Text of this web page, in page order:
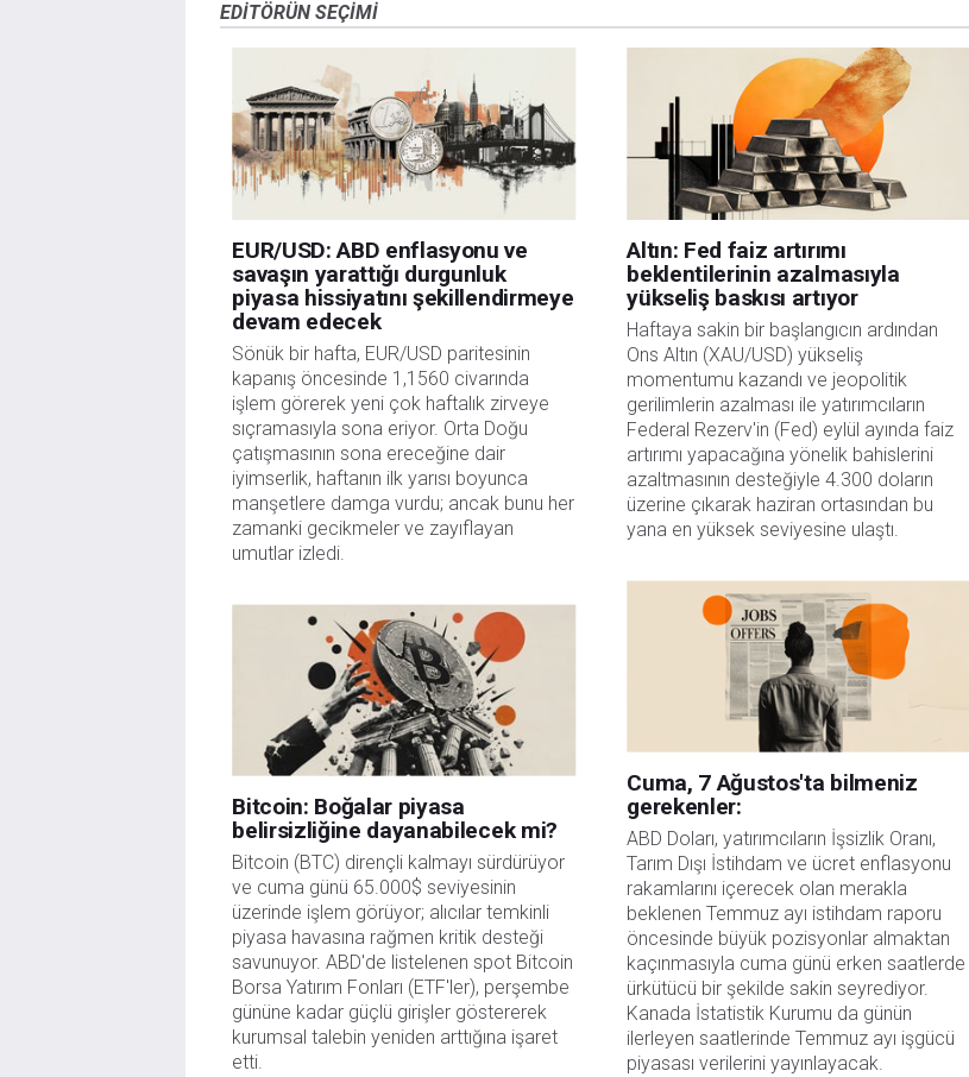
EDITÖRÜN SEÇIMI
EUR/USD: ABD enflasyonu ve
savaşın yarattığı durgunluk
piyasa hissiyatını şekillendirmeye
devam edecek
Sönük bir hafta, EUR/USD paritesinin
kapanış öncesinde 1,1560 civarında
işlem görerek yeni çok haftalık zirveye
sıçramasıyla sona eriyor. Orta Doğu
çatışmasının sona ereceğine dair
iyimserlik, haftanın ilk yarısı boyunca
manşetlere damga vurdu; ancak bunu her
zamanki gecikmeler ve zayıflayan
umutlar izledi.
Bitcoin: Boğalar piyasa
belirsizliğine dayanabilecek mi?
Bitcoin (BTC) dirençli kalmayı sürdürüyor
ve cuma günü 65.000$ seviyesinin
üzerinde işlem görüyor; alıcılar temkinli
piyasa havasına rağmen kritik desteği
savunuyor. ABD'de listelenen spot Bitcoin
Borsa Yatırım Fonları (ETF'ler), perşembe
gününe kadar güçlü girişler göstererek
kurumsal talebin yeniden arttığına işaret
etti.
Altın: Fed faiz artırımı
beklentilerinin azalmasıyla
yükseliş baskısı artıyor
Haftaya sakin bir başlangıcın ardından
Ons Altın (XAU/USD) yükseliş
momentumu kazandı ve jeopolitik
gerilimlerin azalması ile yatırımcıların
Federal Rezerv'in (Fed) eylül ayında faiz
artırımı yapacağına yönelik bahislerini
azaltmasının desteğiyle 4.300 doların
üzerine çıkarak haziran ortasından bu
yana en yüksek seviyesine ulaştı.
Cuma, 7 Ağustos'ta bilmeniz
gerekenler:
ABD Doları, yatırımcıların İşsizlik Oranı,
Tarım Dışı İstihdam ve ücret enflasyonu
rakamlarını içerecek olan merakla
beklenen Temmuz ayı istihdam raporu
öncesinde büyük pozisyonlar almaktan
kaçınmasıyla cuma günü erken saatlerde
ürkütücü bir şekilde sakin seyrediyor.
Kanada İstatistik Kurumu da günün
ilerleyen saatlerinde Temmuz ayı işgücü
piyasası verilerini yayınlayacak.